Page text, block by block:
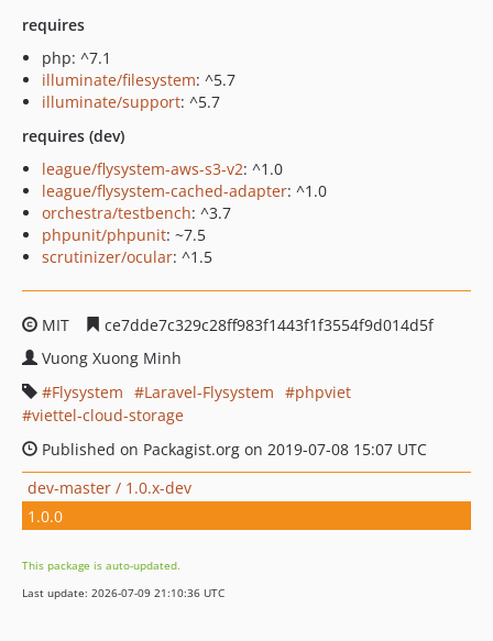
requires
php: ^7.1
illuminate/filesystem: ^5.7
illuminate/support: ^5.7
requires (dev)
league/flysystem-aws-s3-v2: ^1.0
league/flysystem-cached-adapter: ^1.0
orchestra/testbench: ^3.7
phpunit/phpunit: ~7.5
scrutinizer/ocular: ^1.5
MIT
ce7dde7c329c28ff983f1443f1f3554f9d014d5f
Vuong Xuong Minh
Flysystem
Laravel-Flysystem
phpviet
viettel-cloud-storage
Published on Packagist.org on 2019-07-08 15:07 UTC
dev-master / 1.0.x-dev
1.0.0
This package is auto-updated.
Last update: 2026-07-09 21:10:36 UTC